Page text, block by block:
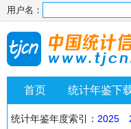
用户名：
首页 统计年鉴下
统计年鉴年度索引： 2025